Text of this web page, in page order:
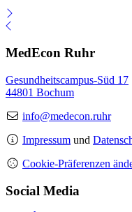
MedEcon Ruhr
Gesundheitscampus-Süd 17
44801 Bochum
info@medecon.ruhr
Impressum und
Cookie-Präferenzen
Social Media